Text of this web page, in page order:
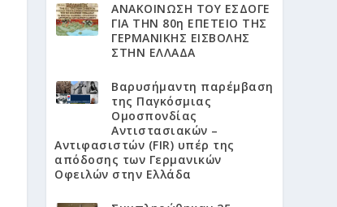
ΑΝΑΚΟΙΝΩΣΗ ΤΟΥ ΕΣΔΟΓΕ
ΓΙΑ ΤΗΝ 80η ΕΠΕΤΕΙΟ ΤΗΣ
ΓΕΡΜΑΝΙΚΗΣ ΕΙΣΒΟΛΗΣ
ΣΤΗΝ ΕΛΛΑΔΑ
Βαρυσήμαντη παρέμβαση
της Παγκόσμιας
Ομοσπονδίας
Αντιστασιακών –
Αντιφασιστών (FIR) υπέρ της
απόδοσης των Γερμανικών
Οφειλών στην Ελλάδα